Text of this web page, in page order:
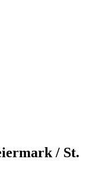
/ St.